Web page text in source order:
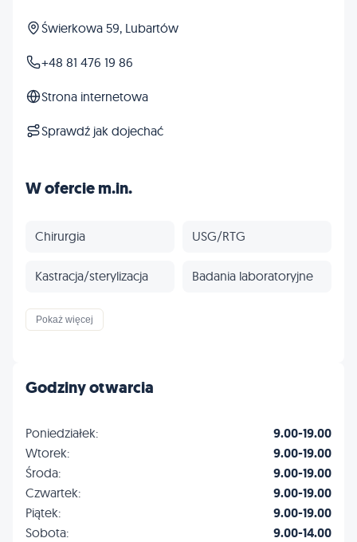
Świerkowa 59, Lubartów
+48 81 476 19 86
Strona internetowa
Sprawdź jak dojechać
W ofercie m.in.
Chirurgia USG/RTG
Kastracja/sterylizacja Badania laboratoryjne
Czipowanie
Ortopedia
Onkologia
Dermatologia
Endokrynologia Ubezpieczenia
Pokaż więcej
Godziny otwarcia
Poniedziałek: 9.00-19.00
Wtorek: 9.00-19.00
Środa: 9.00-19.00
Czwartek: 9.00-19.00
Piątek: 9.00-19.00
Sobota: 9.00-14.00